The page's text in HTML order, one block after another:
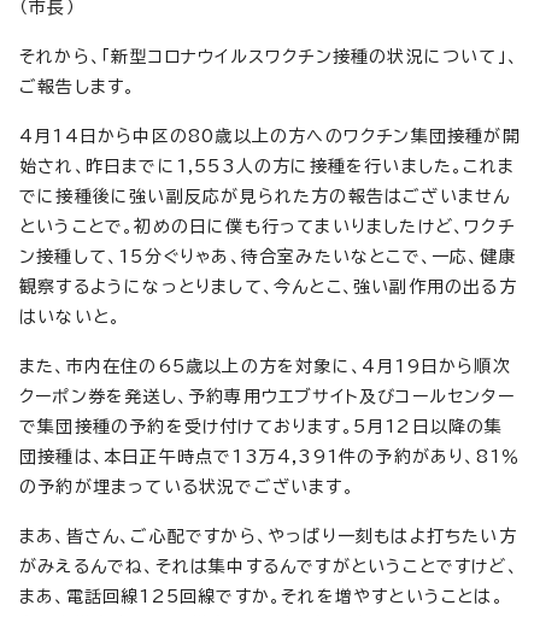
（市長）
それから、「新型コロナウイルスワクチン接種の状況について」、
ご報告します。
4月14日から中区の80歳以上の方へのワクチン集団接種が開
始され、昨日までに1,553人の方に接種を行いました。これま
でに接種後に強い副反応が見られた方の報告はございません
ということで。初めの日に僕も行ってまいりましたけど、ワクチ
ン接種して、15分ぐりゃあ、待合室みたいなとこで、一応、健康
観察するようになっとりまして、今んとこ、強い副作用の出る方
はいないと。
また、市内在住の65歳以上の方を対象に、4月19日から順次
クーポン券を発送し、予約専用ウエブサイト及びコールセンター
で集団接種の予約を受け付けております。5月12日以降の集
団接種は、本日正午時点で13万4,391件の予約があり、81％
の予約が埋まっている状況でございます。
まあ、皆さん、ご心配ですから、やっぱり一刻もはよ打ちたい方
がみえるんでね、それは集中するんですがということですけど、
まあ、電話回線125回線ですか。それを増やすということは。